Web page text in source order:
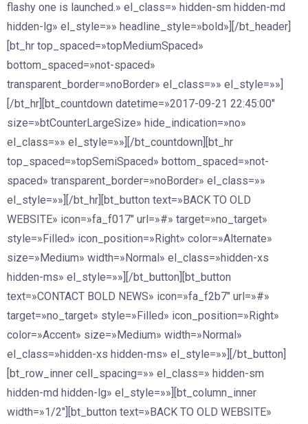
flashy one is launched.» el_class=» hidden-sm hidden-md
hidden-lg» el_style=»» headline_style=»bold»][/bt_header]
[bt_hr top_spaced=»topMediumSpaced»
bottom_spaced=»not-spaced»
transparent_border=»noBorder» el_class=»» el_style=»»]
[/bt_hr][bt_countdown datetime=»2017-09-21 22:45:00″
size=»btCounterLargeSize» hide_indication=»no»
el_class=»» el_style=»»][/bt_countdown][bt_hr
top_spaced=»topSemiSpaced» bottom_spaced=»not-
spaced» transparent_border=»noBorder» el_class=»»
el_style=»»][/bt_hr][bt_button text=»BACK TO OLD
WEBSITE» icon=»fa_f017″ url=»#» target=»no_target»
style=»Filled» icon_position=»Right» color=»Alternate»
size=»Medium» width=»Normal» el_class=»hidden-xs
hidden-ms» el_style=»»][/bt_button][bt_button
text=»CONTACT BOLD NEWS» icon=»fa_f2b7″ url=»#»
target=»no_target» style=»Filled» icon_position=»Right»
color=»Accent» size=»Medium» width=»Normal»
el_class=»hidden-xs hidden-ms» el_style=»»][/bt_button]
[bt_row_inner cell_spacing=»» el_class=» hidden-sm
hidden-md hidden-lg» el_style=»»][bt_column_inner
width=»1/2″][bt_button text=»BACK TO OLD WEBSITE»